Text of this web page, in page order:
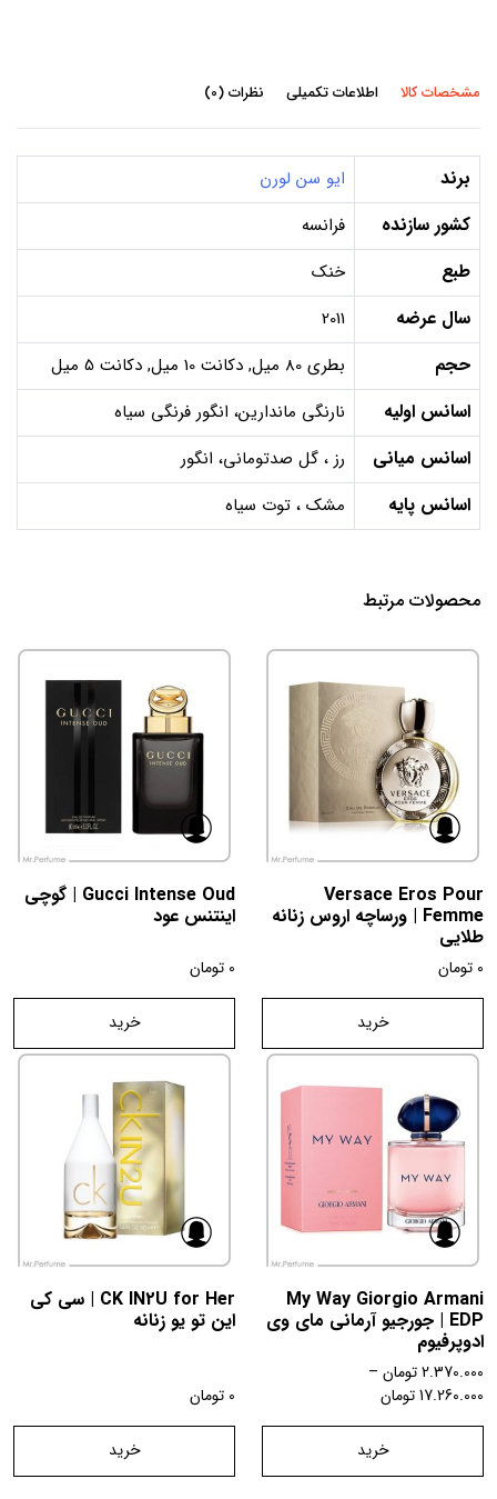
مشخصات کالا اطلاعات تکمیلی نظرات (0)
برند ایو سن لورن
کشور سازنده فرانسه
طبع خنک
سال عرضه 2011
حجم بطری 80 میل, دکانت 10 میل, دکانت 5 میل
اسانس اولیه نارنگی ماندارین، انگور فرنگی سیاه
اسانس میانی رز ، گل صدتومانی، انگور
اسانس پایه مشک ، توت سیاه
محصولات مرتبط
Versace Eros Pour
Femme | ورساچه اروس زنانه
طلایی
0 تومان
خرید
Gucci Intense Oud | گوچی
اینتنس عود
0 تومان
خرید
My Way Giorgio Armani
EDP | جورجیو آرمانی مای وی
ادوپرفیوم
2.370.000تومان –
17.260.000تومان
خرید
CK IN2U for Her | سی کی
این تو یو زنانه
0 تومان
خرید